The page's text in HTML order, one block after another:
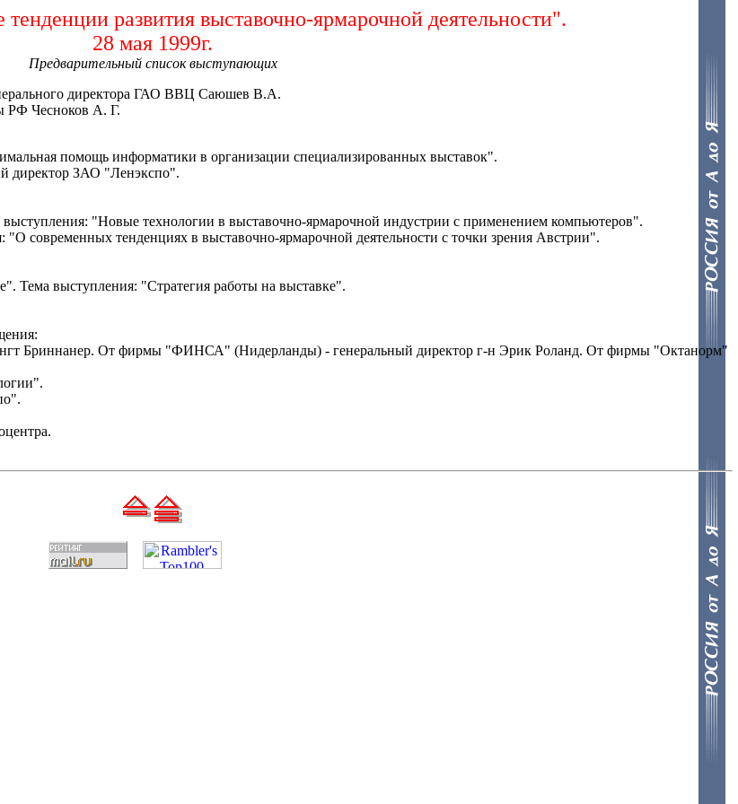
развития выставочно-ярмарочной деятельности".
28 мая 1999г.
Предварительный список выступающих
директора ГАО ВВЦ Саюшев В.А.
РФ Чесноков А. Г.
помощь информатики в организации специализированных выставок".
директор ЗАО "Ленэкспо".
"Новые технологии в выставочно-ярмарочной индустрии с применением компьютеров".
современных тенденциях в выставочно-ярмарочной деятельности с точки зрения Австрии".
Тема выступления: "Стратегия работы на выставке".
Бриннанер. От фирмы "ФИНСА" (Нидерланды) - генеральный директор г-н Эрик Роланд. От фирмы "Октанорм"